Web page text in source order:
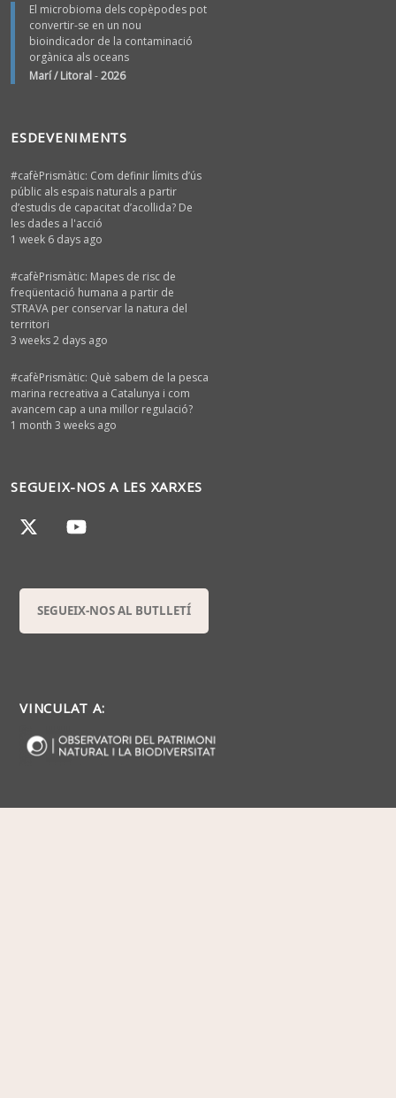
El microbioma dels copèpodes pot
convertir-se en un nou
bioindicador de la contaminació
orgànica als oceans
Marí / Litoral-2026
ESDEVENIMENTS
#cafèPrismàtic: Com definir límits d’ús
públic als espais naturals a partir
d’estudis de capacitat d’acollida? De
les dades a l'acció
1 week 6 days ago
#cafèPrismàtic: Mapes de risc de
freqüentació humana a partir de
STRAVA per conservar la natura del
territori
3 weeks 2 days ago
#cafèPrismàtic: Què sabem de la pesca
marina recreativa a Catalunya i com
avancem cap a una millor regulació?
1 month 3 weeks ago
SEGUEIX-NOS A LES XARXES
SEGUEIX-NOS AL BUTLLETÍ
VINCULAT A: